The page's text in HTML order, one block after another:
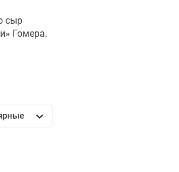
сыр
Гомера.